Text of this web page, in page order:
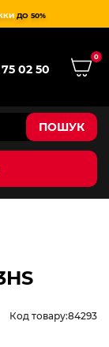
ДО 50%
02 50
0
ПОШУК
Код товару:84293